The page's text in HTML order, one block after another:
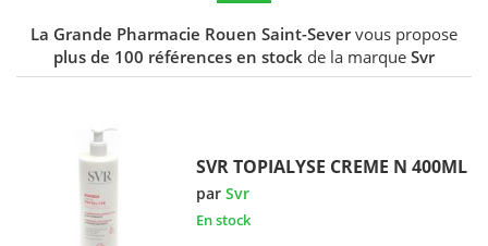
La Grande Pharmacie Rouen Saint-Severvous propose
plus de 100 références en stock de la marque Svr
SVR TOPIALYSE CREME N 400ML
parSvr
En stock